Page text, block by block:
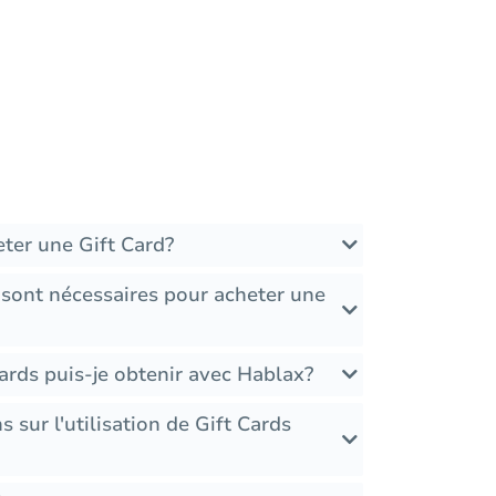
une Gift Card?
nécessaires pour acheter une
puis-je obtenir avec Hablax?
sur l'utilisation de Gift Cards